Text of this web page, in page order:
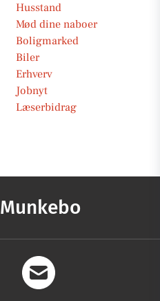
Husstand
Mød dine naboer
Boligmarked
Biler
Erhverv
Jobnyt
Læserbidrag
Munkebo